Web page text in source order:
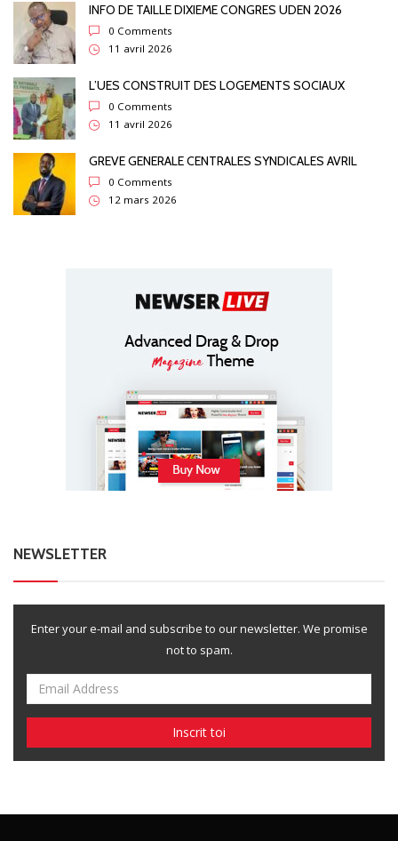
INFO DE TAILLE DIXIEME CONGRES UDEN 2026
0 Comments
11 avril 2026
L’UES CONSTRUIT DES LOGEMENTS SOCIAUX
0 Comments
11 avril 2026
GREVE GENERALE CENTRALES SYNDICALES AVRIL
0 Comments
12 mars 2026
NEWSLETTER
Enter your e-mail and subscribe to our newsletter. We promise
not to spam.